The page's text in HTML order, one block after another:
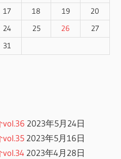
17 18 19
20
24 25 26
27
31
2023年5月24日
2023年5月16日
2023年4月28日